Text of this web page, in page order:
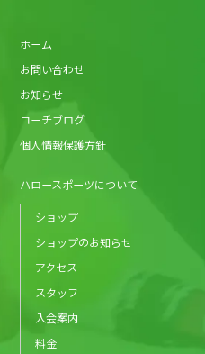
ホーム
お問い合わせ
お知らせ
コーチブログ
個人情報保護方針
ハロースポーツについて
ショップ
ショップのお知らせ
アクセス
スタッフ
入会案内
料金